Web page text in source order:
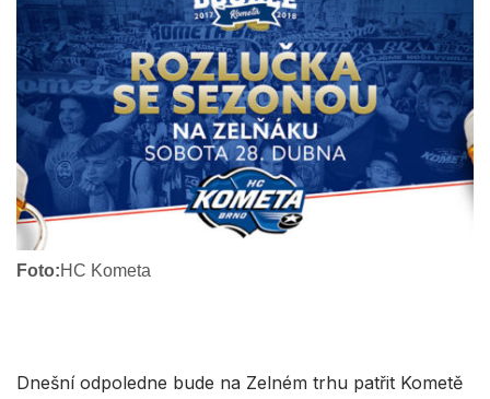
Foto:HC Kometa
Dnešní odpoledne bude na Zelném trhu patřit Kometě